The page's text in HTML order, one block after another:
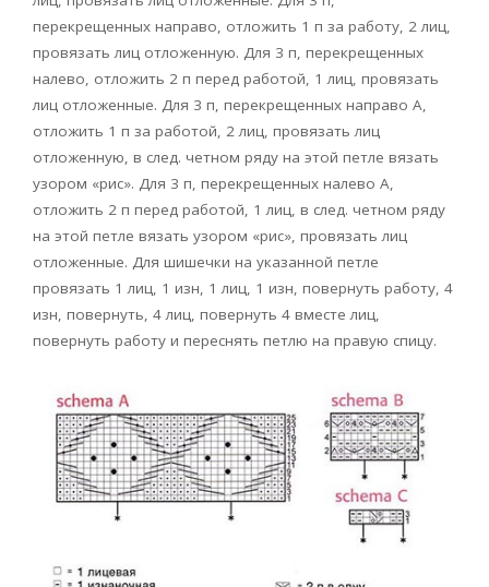
перекрещенных направо, отложить 1 п за работу, 2 лиц,
провязать лиц отложенную. Для 3 п, перекрещенных
налево, отложить 2 п перед работой, 1 лиц, провязать
лиц отложенные. Для 3 п, перекрещенных направо А,
отложить 1 п за работой, 2 лиц, провязать лиц
отложенную, в след. четном ряду на этой петле вязать
узором «рис». Для 3 п, перекрещенных налево А,
отложить 2 п перед работой, 1 лиц, в след. четном ряду
на этой петле вязать узором «рис», провязать лиц
отложенные. Для шишечки на указанной петле
провязать 1 лиц, 1 изн, 1 лиц, 1 изн, повернуть работу, 4
изн, повернуть, 4 лиц, повернуть 4 вместе лиц,
повернуть работу и переснять петлю на правую спицу.